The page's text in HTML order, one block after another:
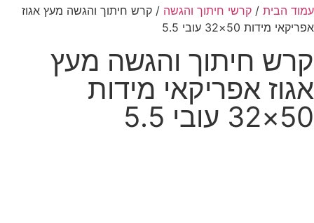
עמוד הבית / קרשי חיתוך והגשה / קרש חיתוך והגשה מעץ אגוז
אפריקאי מידות 50×32 עובי 5.5
קרש חיתוך והגשה מעץ
אגוז אפריקאי מידות
50×32 עובי 5.5